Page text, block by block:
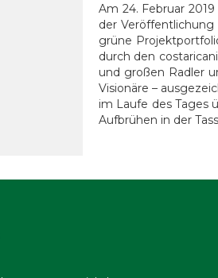
Am 24. Februar
der Veröffentlichung
grüne
durch den
und großen Radler
Visionäre –
im Laufe des Tages
Aufbrühen in der